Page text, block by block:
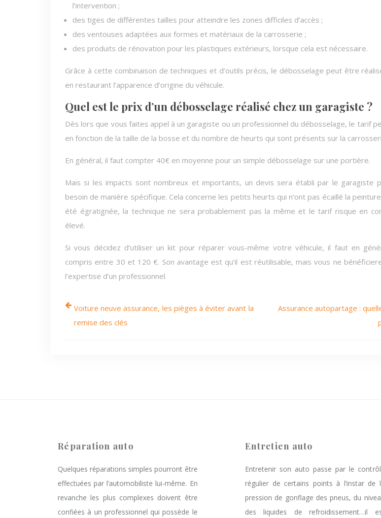
l’intervention ;
des tiges de différentes tailles pour atteindre les zones difficiles d’accès ;
des ventouses adaptées aux formes et matériaux de la carrosserie ;
des produits de rénovation pour les plastiques extérieurs, lorsque cela est nécessaire.
Grâce à cette combinaison de techniques et d’outils précis, le débosselage peut être
en restaurant l’apparence d’origine du véhicule.
Quel est le prix d’un débosselage réalisé chez un garagiste ?
Dès lors que vous faites appel à un garagiste ou un professionnel du débosselage, le tarif
en fonction de la taille de la bosse et du nombre de heurts qui sont présents sur la
En général, il faut compter 40€ en moyenne pour un simple débosselage sur une portière.
Mais si les impacts sont nombreux et importants, un devis sera établi par le garagiste
besoin de manière spécifique. Cela concerne les petits heurts qui n’ont pas écaillé la
été égratignée, la technique ne sera probablement pas la même et le tarif risque en
élevé.
Si vous décidez d’utiliser un kit pour réparer vous-même votre véhicule, il faut en
compris entre 30 et 120 €. Son avantage est qu’il est réutilisable, mais vous ne
l’expertise d’un professionnel.
Voiture neuve assurance, les pièges à éviter avant la
remise des clés
Assurance autopartage :
Réparation auto
Quelques réparations simples pourront être
effectuées par l’automobiliste lui-même. En
revanche les plus complexes doivent être
confiées à un professionnel qui possède le
Entretien auto
Entretenir son auto passe par le
régulier de certains points à l’instar de
pression de gonflage des pneus, du
des liquides de refroidissement…il